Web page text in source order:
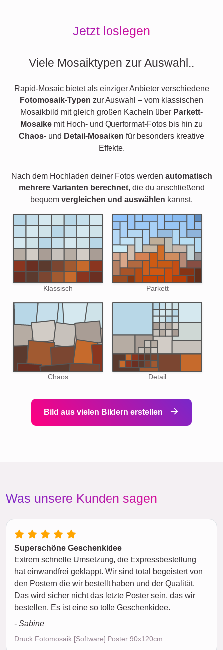
Jetzt loslegen
Viele Mosaiktypen zur Auswahl..
Rapid-Mosaic bietet als einziger Anbieter verschiedene
Fotomosaik-Typen zur Auswahl – vom klassischen
Mosaikbild mit gleich großen Kacheln über Parkett-
Mosaike mit Hoch- und Querformat-Fotos bis hin zu
Chaos- und Detail-Mosaiken für besonders kreative
Effekte.
Nach dem Hochladen deiner Fotos werden automatisch
mehrere Varianten berechnet, die du anschließend
bequem vergleichen und auswählen kannst.
Klassisch Parkett
Chaos Detail
Bild aus vielen Bildern erstellen
Was unsere Kunden sagen
Superschöne Geschenkidee
Extrem schnelle Umsetzung, die Expressbestellung
hat einwandfrei geklappt. Wir sind total begeistert von
den Postern die wir bestellt haben und der Qualität.
Das wird sicher nicht das letzte Poster sein, das wir
bestellen. Es ist eine so tolle Geschenkidee.
- Sabine
Druck Fotomosaik [Software] Poster 90x120cm